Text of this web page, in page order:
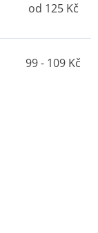
od 125 Kč
99 - 109 Kč